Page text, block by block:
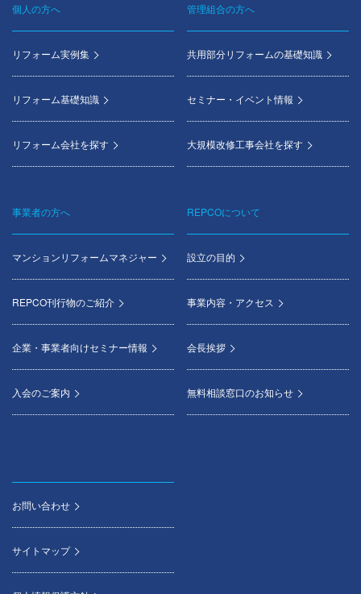
Footer
menu
個人の方へ
リフォーム実例集
リフォーム基礎知識
リフォーム会社を探す
管理組合の方へ
共用部分リフォームの基礎知識
セミナー・イベント情報
大規模改修工事会社を探す
事業者の方へ
マンションリフォームマネジャー
REPCO刊行物のご紹介
企業・事業者向けセミナー情報
入会のご案内
REPCOについて
設立の目的
事業内容・アクセス
会長挨拶
無料相談窓口のお知らせ
お問い合わせ
サイトマップ